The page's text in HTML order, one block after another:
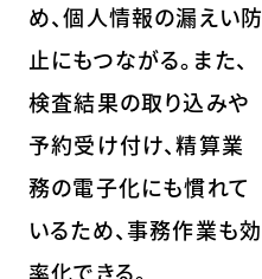
め、個人情報の漏えい防
止にもつながる。また、
検査結果の取り込みや
予約受け付け、精算業
務の電子化にも慣れて
いるため、事務作業も効
率化できる。